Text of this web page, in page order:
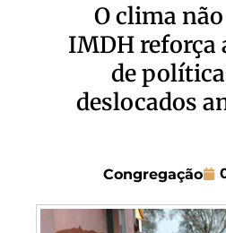
O clima
IMDH reforça
de
deslocados
Congregação